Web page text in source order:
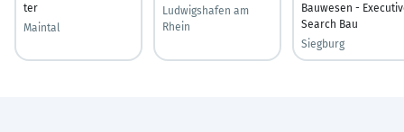
ter
Maintal
Ludwigshafen am
Rhein
Bauwesen -
Search Bau
Siegburg